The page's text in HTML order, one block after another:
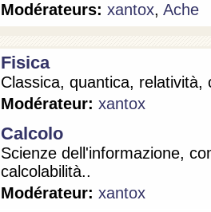
Modérateurs: xantox, Ache
Fisica
Classica, quantica, relatività,
Modérateur: xantox
Calcolo
Scienze dell'informazione,
calcolabilità..
Modérateur: xantox